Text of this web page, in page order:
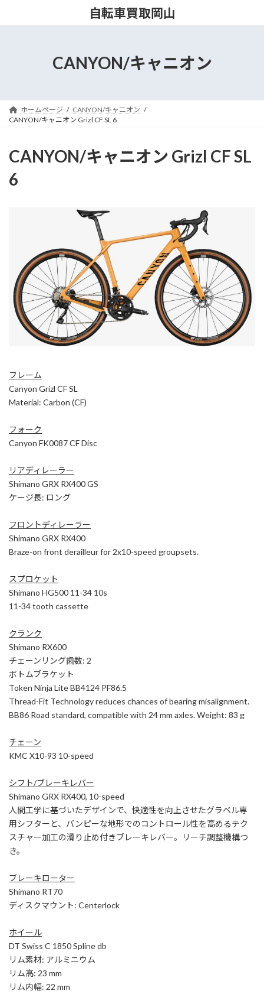
ッ
移
自転車買取岡山
CANYON/キャニオン
ホームページ
CANYON/キャニオン
CANYON/キャニオン Grizl CF SL 6
CANYON/キャニオン Grizl CF SL
6
フレーム
Canyon Grizl CF SL
Material: Carbon (CF)
フォーク
Canyon FK0087 CF Disc
リアディレーラー
Shimano GRX RX400 GS
ケージ長: ロング
フロントディレーラー
Shimano GRX RX400
Braze-on front derailleur for 2x10-speed groupsets.
スプロケット
Shimano HG500 11-34 10s
11-34 tooth cassette
クランク
Shimano RX600
チェーンリング歯数: 2
ボトムブラケット
Token Ninja Lite BB4124 PF86.5
Thread-Fit Technology reduces chances of bearing misalignment.
BB86 Road standard, compatible with 24 mm axles. Weight: 83 g
チェーン
KMC X10-93 10-speed
シフト/ブレーキレバー
Shimano GRX RX400, 10-speed
人間工学に基づいたデザインで、快適性を向上させたグラベル専
用シフターと、バンピーな地形でのコントロール性を高めるテク
スチャー加工の滑り止め付きブレーキレバー。リーチ調整機構つ
き。
ブレーキローター
Shimano RT70
ディスクマウント: Centerlock
ホイール
DT Swiss C 1850 Spline db
リム素材: アルミニウム
リム高: 23 mm
リム内幅: 22 mm